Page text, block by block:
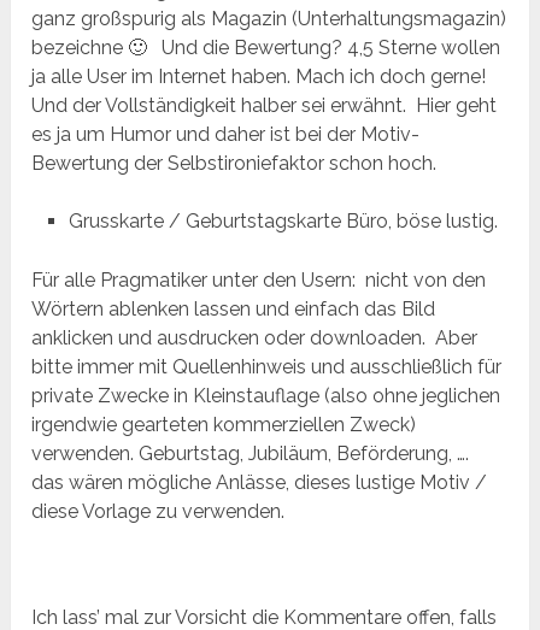
ganz großspurig als Magazin (Unterhaltungsmagazin)
bezeichne 🙂 Und die Bewertung? 4,5 Sterne wollen
ja alle User im Internet haben. Mach ich doch gerne!
Und der Vollständigkeit halber sei erwähnt. Hier geht
es ja um Humor und daher ist bei der Motiv-
Bewertung der Selbstironiefaktor schon hoch.
Grusskarte / Geburtstagskarte Büro, böse lustig.
Für alle Pragmatiker unter den Usern: nicht von den
Wörtern ablenken lassen und einfach das Bild
anklicken und ausdrucken oder downloaden. Aber
bitte immer mit Quellenhinweis und ausschließlich für
private Zwecke in Kleinstauflage (also ohne jeglichen
irgendwie gearteten kommerziellen Zweck)
verwenden. Geburtstag, Jubiläum, Beförderung, ….
das wären mögliche Anlässe, dieses lustige Motiv /
diese Vorlage zu verwenden.
Ich lass’ mal zur Vorsicht die Kommentare offen, falls